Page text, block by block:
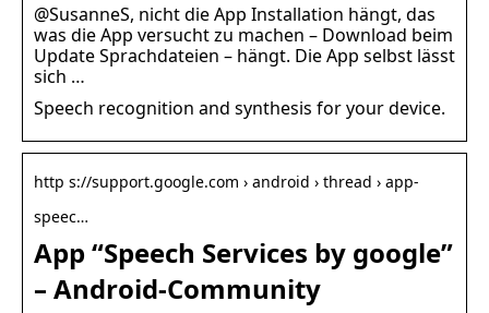
@SusanneS, nicht die App Installation hängt, das
was die App versucht zu machen – Download beim
Update Sprachdateien – hängt. Die App selbst lässt
sich …
Speech recognition and synthesis for your device.
http s://support.google.com › android › thread › app-
speec…
App “Speech Services by google”
– Android-Community